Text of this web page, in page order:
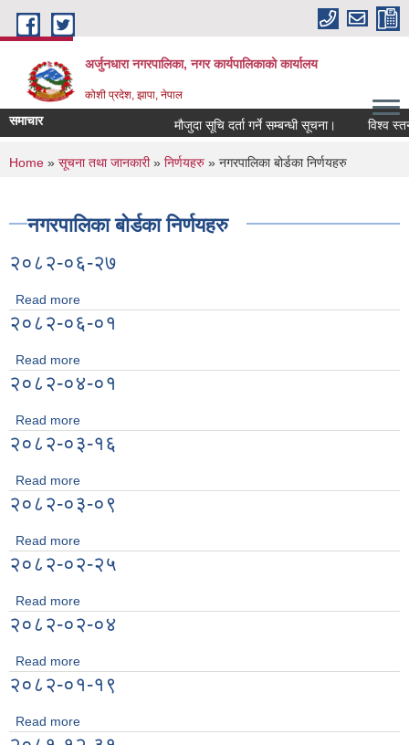
Skip to main content
अर्जुनधारा नगरपालिका, नगर कार्यपालिकाको कार्यालय
कोशी प्रदेश, झापा, नेपाल
समाचार मौजुदा सूचि दर्ता गर्ने सम्बन्धी सूचना। विश्व
You are here
Home » सूचना तथा जानकारी» निर्णयहरु » नगरपालिका बोर्डका निर्णयहरु
नगरपालिका बोर्डका निर्णयहरु
२०८२-०६-२७
Read more
२०८२-०६-०१
Read more
२०८२-०४-०१
Read more
२०८२-०३-१६
Read more
२०८२-०३-०९
Read more
२०८२-०२-२५
Read more
२०८२-०२-०४
Read more
२०८२-०१-१९
Read more